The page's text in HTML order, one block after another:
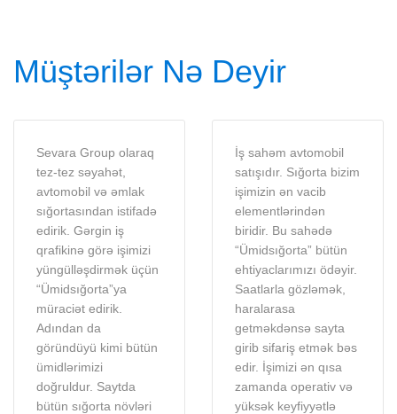
Müştərilər Nə Deyir
Sevara Group olaraq
tez-tez səyahət,
avtomobil və əmlak
sığortasından istifadə
edirik. Gərgin iş
qrafikinə görə işimizi
yüngülləşdirmək üçün
“Ümidsığorta”ya
müraciət edirik.
Adından da
göründüyü kimi bütün
ümidlərimizi
doğruldur. Saytda
bütün sığorta növləri
İş sahəm avtomobil
satışıdır. Sığorta bizim
işimizin ən vacib
elementlərindən
biridir. Bu sahədə
“Ümidsığorta” bütün
ehtiyaclarımızı ödəyir.
Saatlarla gözləmək,
haralarasa
getməkdənsə sayta
girib sifariş etmək bəs
edir. İşimizi ən qısa
zamanda operativ və
yüksək keyfiyyətlə